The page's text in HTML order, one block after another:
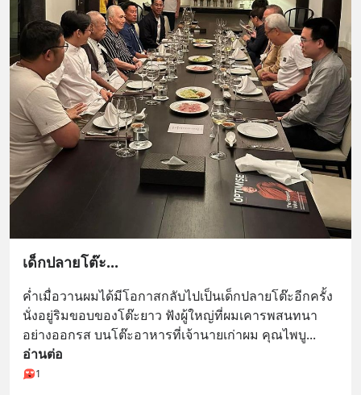
เด็กปลายโต๊ะ...
ค่ำเมื่อวานผมได้มีโอกาสกลับไปเป็นเด็กปลายโต๊ะอีกครั้ง
นั่งอยู่ริมขอบของโต๊ะยาว ฟังผู้ใหญ่ที่ผมเคารพสนทนา
อย่างออกรส บนโต๊ะอาหารที่เจ้านายเก่าผม คุณไพบู
อ่านต่อ
1